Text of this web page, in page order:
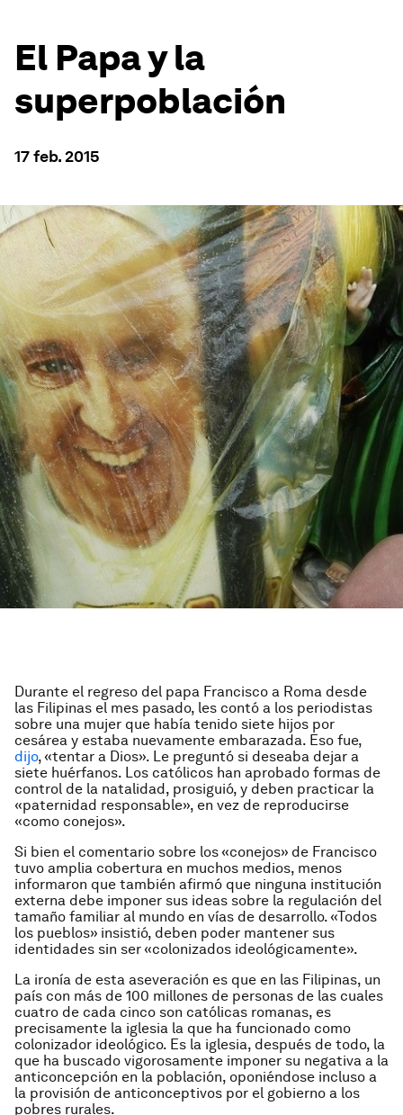
El Papa y la
superpoblación
17 feb. 2015
Durante el regreso del papa Francisco a Roma desde
las Filipinas el mes pasado, les contó a los periodistas
sobre una mujer que había tenido siete hijos por
cesárea y estaba nuevamente embarazada. Eso fue,
dijo, «tentar a Dios». Le preguntó si deseaba dejar a
siete huérfanos. Los católicos han aprobado formas de
control de la natalidad, prosiguió, y deben practicar la
«paternidad responsable», en vez de reproducirse
«como conejos».
Si bien el comentario sobre los «conejos» de Francisco
tuvo amplia cobertura en muchos medios, menos
informaron que también afirmó que ninguna institución
externa debe imponer sus ideas sobre la regulación del
tamaño familiar al mundo en vías de desarrollo. «Todos
los pueblos» insistió, deben poder mantener sus
identidades sin ser «colonizados ideológicamente».
La ironía de esta aseveración es que en las Filipinas, un
país con más de 100 millones de personas de las cuales
cuatro de cada cinco son católicas romanas, es
precisamente la iglesia la que ha funcionado como
colonizador ideológico. Es la iglesia, después de todo, la
que ha buscado vigorosamente imponer su negativa a la
anticoncepción en la población, oponiéndose incluso a
la provisión de anticonceptivos por el gobierno a los
pobres rurales.